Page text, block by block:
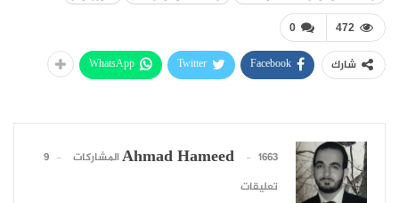
0 472
شارك Facebook
Twitter
WhatsApp
Ahmad Hameed 1663 المشاركات
9
تعليقات